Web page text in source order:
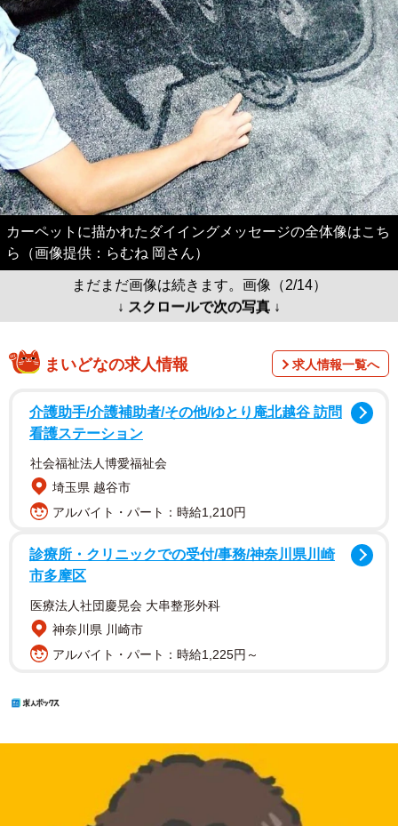
カーペットに描かれたダイイングメッセージの全体像はこち
ら（画像提供：らむね 岡さん）
まだまだ画像は続きます。画像（2/14）
↓ スクロールで次の写真 ↓
まいどなの求人情報 求人情報一覧へ
介護助手/介護補助者/その他/ゆとり庵北越谷 訪問
看護ステーション
社会福祉法人博愛福祉会
埼玉県 越谷市
アルバイト・パート：時給1,210円
診療所・クリニックでの受付/事務/神奈川県川崎
市多摩区
医療法人社団慶晃会 大串整形外科
神奈川県 川崎市
アルバイト・パート：時給1,225円～